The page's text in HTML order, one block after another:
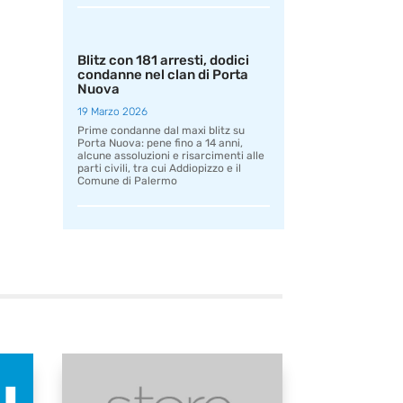
Blitz con 181 arresti, dodici
condanne nel clan di Porta
Nuova
19 Marzo 2026
Prime condanne dal maxi blitz su
Porta Nuova: pene fino a 14 anni,
alcune assoluzioni e risarcimenti alle
parti civili, tra cui Addiopizzo e il
Comune di Palermo